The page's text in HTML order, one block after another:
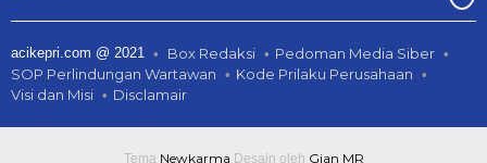
acikepri.com @ 2021 Box Redaksi
Pedoman Media Siber
SOP Perlindungan Wartawan
Kode Prilaku Perusahaan
Visi dan Misi
Disclamair
Tema Newkarma Desain oleh Gian MR